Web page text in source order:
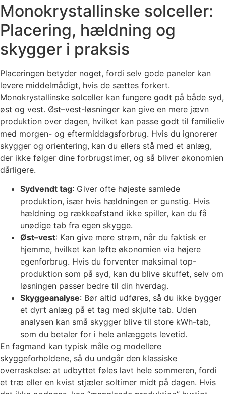
Monokrystallinske solceller:
Placering, hældning og
skygger i praksis
Placeringen betyder noget, fordi selv gode paneler kan
levere middelmådigt, hvis de sættes forkert.
Monokrystallinske solceller kan fungere godt på både syd,
øst og vest. Øst–vest-løsninger kan give en mere jævn
produktion over dagen, hvilket kan passe godt til familieliv
med morgen- og eftermiddagsforbrug. Hvis du ignorerer
skygger og orientering, kan du ellers stå med et anlæg,
der ikke følger dine forbrugstimer, og så bliver økonomien
dårligere.
Sydvendt tag: Giver ofte højeste samlede
produktion, især hvis hældningen er gunstig. Hvis
hældning og rækkeafstand ikke spiller, kan du få
unødige tab fra egen skygge.
Øst–vest: Kan give mere strøm, når du faktisk er
hjemme, hvilket kan løfte økonomien via højere
egenforbrug. Hvis du forventer maksimal top-
produktion som på syd, kan du blive skuffet, selv om
løsningen passer bedre til din hverdag.
Skyggeanalyse: Bør altid udføres, så du ikke bygger
et dyrt anlæg på et tag med skjulte tab. Uden
analysen kan små skygger blive til store kWh-tab,
som du betaler for i hele anlæggets levetid.
En fagmand kan typisk måle og modellere
skyggeforholdene, så du undgår den klassiske
overraskelse: at udbyttet føles lavt hele sommeren, fordi
et træ eller en kvist stjæler soltimer midt på dagen. Hvis